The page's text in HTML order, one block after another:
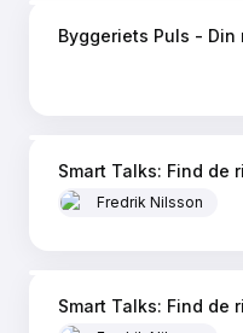
Byggeriets Puls -
Smart Talks: Find de
af dem (forFredrik Nilsson
Smart Talks: Find de